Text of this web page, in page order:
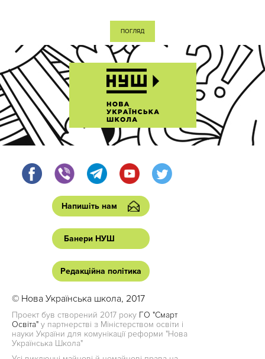
ПОГЛЯД
Напишіть нам
Банери НУШ
Редакційна політика
© Нова Українська школа, 2017
Проект був створений 2017 року ГО "Смарт
Освіта" у партнерстві з Міністерством освіти і
науки України для комунікації реформи "Нова
Українська Школа"